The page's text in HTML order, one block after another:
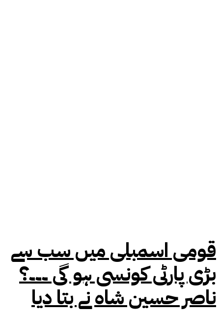
قومی اسمبلی میں سب سے
بڑی پارٹی کونسی ہو گی ۔۔۔؟
ناصر حسین شاہ نے بتا دیا